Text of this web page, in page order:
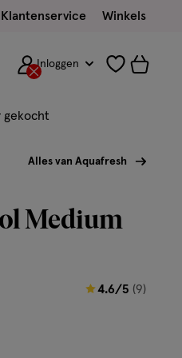
Klantenservice Winkels
Inloggen
gekocht
Alles van Aquafresh
Medium
4.6/5 (9)
4.6